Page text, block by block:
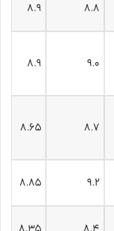
۸.۸ ۸.۹
۹.۰ ۸.۹
۸.۷ ۸.۶۵
۹.۲ ۸.۸۵